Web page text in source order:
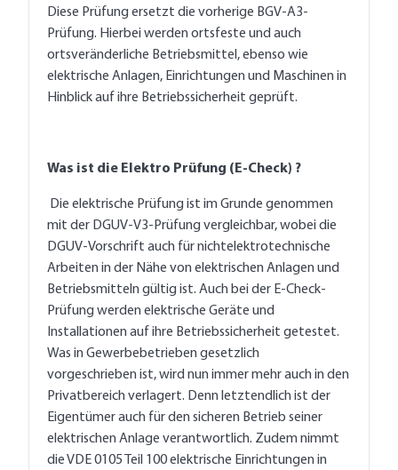
Diese Prüfung ersetzt die vorherige BGV-A3-
Prüfung. Hierbei werden ortsfeste und auch
ortsveränderliche Betriebsmittel, ebenso wie
elektrische Anlagen, Einrichtungen und Maschinen in
Hinblick auf ihre Betriebssicherheit geprüft.
Was ist die Elektro Prüfung (E-Check) ?
Die elektrische Prüfung ist im Grunde genommen
mit der DGUV-V3-Prüfung vergleichbar, wobei die
DGUV-Vorschrift auch für nichtelektrotechnische
Arbeiten in der Nähe von elektrischen Anlagen und
Betriebsmitteln gültig ist. Auch bei der E-Check-
Prüfung werden elektrische Geräte und
Installationen auf ihre Betriebssicherheit getestet.
Was in Gewerbebetrieben gesetzlich
vorgeschrieben ist, wird nun immer mehr auch in den
Privatbereich verlagert. Denn letztendlich ist der
Eigentümer auch für den sicheren Betrieb seiner
elektrischen Anlage verantwortlich. Zudem nimmt
die VDE 0105 Teil 100 elektrische Einrichtungen in